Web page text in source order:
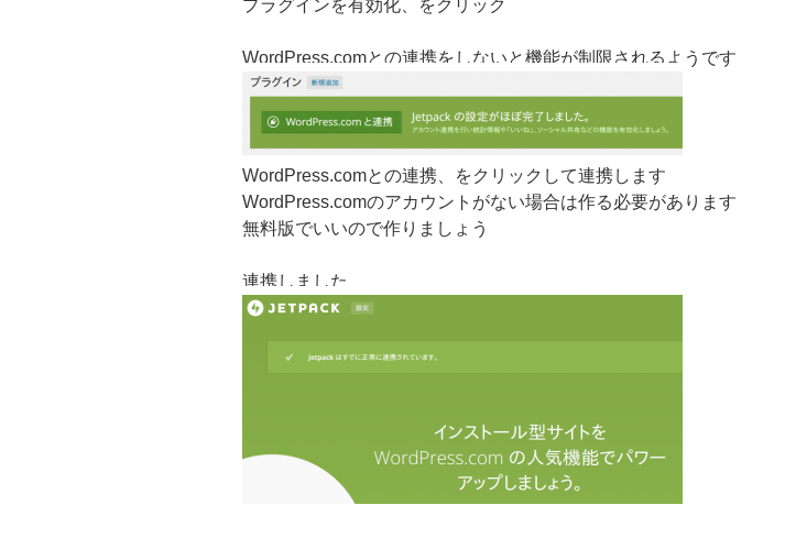
プラグインを有効化、をクリック
WordPress.comとの連携をしないと機能が制限されるようです
WordPress.comとの連携、をクリックして連携します
WordPress.comのアカウントがない場合は作る必要があります
無料版でいいので作りましょう
連携しました